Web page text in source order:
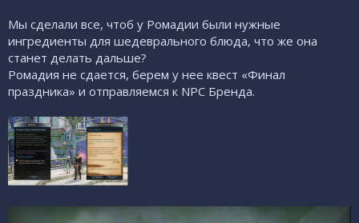
Мы сделали все, чтоб у Ромадии были нужные
ингредиенты для шедеврального блюда, что же она
станет делать дальше?
Ромадия не сдается, берем у нее квест «Финал
праздника» и отправляемся к NPC Бренда.